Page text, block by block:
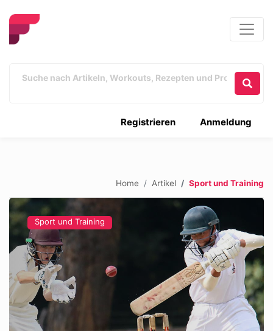
Anmeldung
Registrieren
Home Artikel Sport und Training
Sport und Training